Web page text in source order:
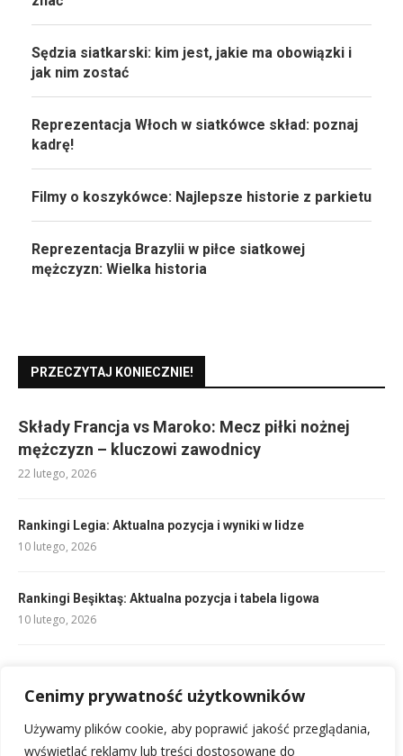
Cenimy prywatność użytkowników
Używamy plików cookie, aby poprawić jakość przeglądania,
wyświetlać reklamy lub treści dostosowane do
Sędzia siatkarski: kim jest, jakie ma obowiązki i
jak nim zostać
Reprezentacja Włoch w siatkówce skład: poznaj
kadrę!
Filmy o koszykówce: Najlepsze historie z parkietu
Reprezentacja Brazylii w piłce siatkowej
mężczyzn: Wielka historia
PRZECZYTAJ KONIECZNIE!
Składy Francja vs Maroko: Mecz piłki nożnej
mężczyzn – kluczowi zawodnicy
22 lutego, 2026
Rankingi Legia: Aktualna pozycja i wyniki w lidze
10 lutego, 2026
Rankingi Beşiktaş: Aktualna pozycja i tabela ligowa
10 lutego, 2026
10 lutego, 2026
Składy Inter Miami i D.C. United: Analiza kadry meczowej